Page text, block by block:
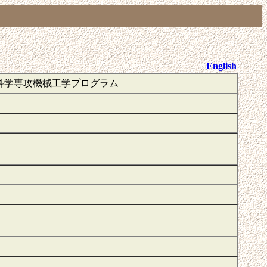
English
専攻機械工学プログラム